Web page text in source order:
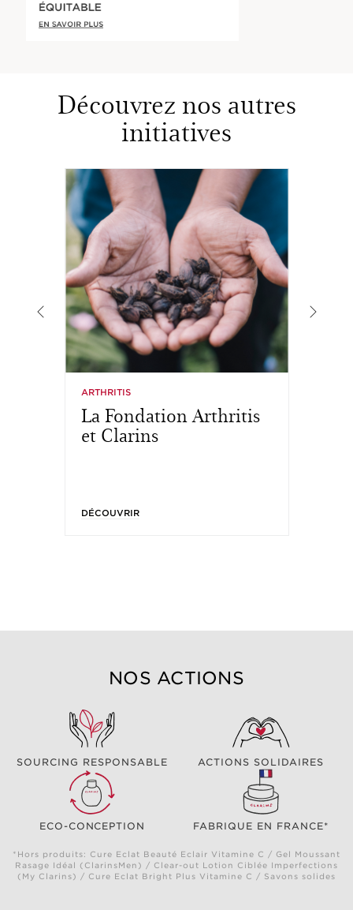
ÉQUITABLE
EN SAVOIR PLUS
Découvrez nos autres
initiatives
ARTHRITIS
La Fondation Arthritis
et Clarins
DÉCOUVRIR
NOS ACTIONS
SOURCING RESPONSABLE ACTIONS SOLIDAIRES
ECO-CONCEPTION FABRIQUE EN FRANCE*
*Hors produits: Cure Eclat Beauté Eclair Vitamine C / Gel Moussant
Rasage Idéal (ClarinsMen) / Clear-out Lotion Ciblée Imperfections
(My Clarins) / Cure Eclat Bright Plus Vitamine C / Savons solides